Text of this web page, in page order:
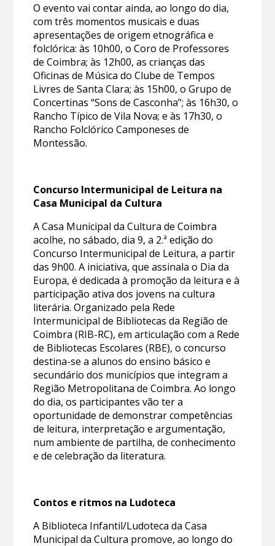
O evento vai contar ainda, ao longo do dia,
com três momentos musicais e duas
apresentações de origem etnográfica e
folclórica: às 10h00, o Coro de Professores
de Coimbra; às 12h00, as crianças das
Oficinas de Música do Clube de Tempos
Livres de Santa Clara; às 15h00, o Grupo de
Concertinas “Sons de Casconha”; às 16h30, o
Rancho Típico de Vila Nova; e às 17h30, o
Rancho Folclórico Camponeses de
Montessão.
Concurso Intermunicipal de Leitura na
Casa Municipal da Cultura
A Casa Municipal da Cultura de Coimbra
acolhe, no sábado, dia 9, a 2.ª edição do
Concurso Intermunicipal de Leitura, a partir
das 9h00. A iniciativa, que assinala o Dia da
Europa, é dedicada à promoção da leitura e à
participação ativa dos jovens na cultura
literária. Organizado pela Rede
Intermunicipal de Bibliotecas da Região de
Coimbra (RIB-RC), em articulação com a Rede
de Bibliotecas Escolares (RBE), o concurso
destina-se a alunos do ensino básico e
secundário dos municípios que integram a
Região Metropolitana de Coimbra. Ao longo
do dia, os participantes vão ter a
oportunidade de demonstrar competências
de leitura, interpretação e argumentação,
num ambiente de partilha, de conhecimento
e de celebração da literatura.
Contos e ritmos na Ludoteca
A Biblioteca Infantil/Ludoteca da Casa
Municipal da Cultura promove, ao longo do